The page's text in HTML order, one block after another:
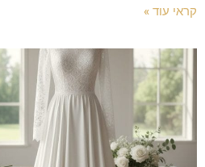
קראי עוד »